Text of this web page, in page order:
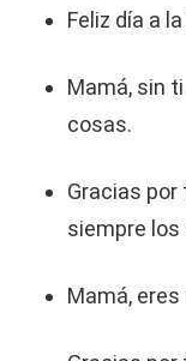
Feliz día a
Mamá, sin
cosas.
Gracias
siempre los
Mamá,